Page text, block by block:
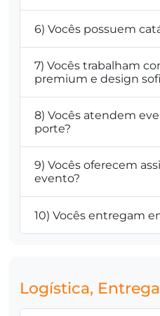
6) Vocês possuem
7) Vocês trabalham
premium e design
8) Vocês atendem
porte?
9) Vocês oferecem
evento?
10) Vocês entregam
Logística,